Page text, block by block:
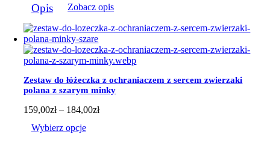
do
produkt
ma
wiele
wariantów.
Opcje
można
wybrać
na
stronie
produktu
Opis Zobacz opis
Zestaw do łóżeczka z ochraniaczem z sercem zwierzaki
polana z szarym minky
159,00zł – 184,00złZakres
Wybierz opcje